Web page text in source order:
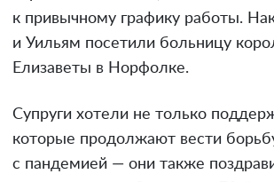
к привычному графику работы.
и Уильям посетили больницу
Елизаветы в Норфолке.
Супруги хотели не только
которые продолжают вести
с пандемией — они также